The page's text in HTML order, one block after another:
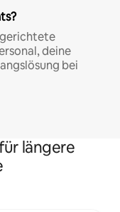
deine
bei
längere